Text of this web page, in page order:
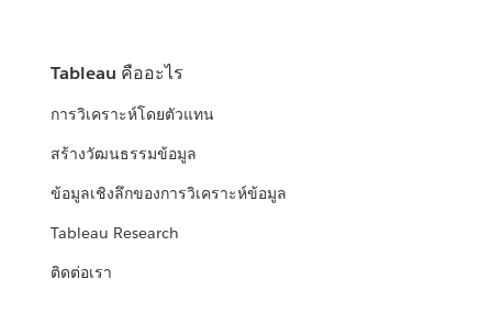
Tableau คืออะไร
การวิเคราะห์โดยตัวแทน
สร้างวัฒนธรรมข้อมูล
ข้อมูลเชิงลึกของการวิเคราะห์ข้อมูล
Tableau Research
ติดต่อเรา